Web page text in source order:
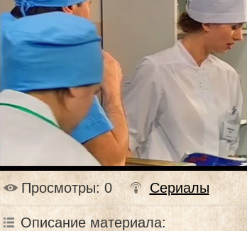
Просмотры: 0 Сериалы
Описание материала: